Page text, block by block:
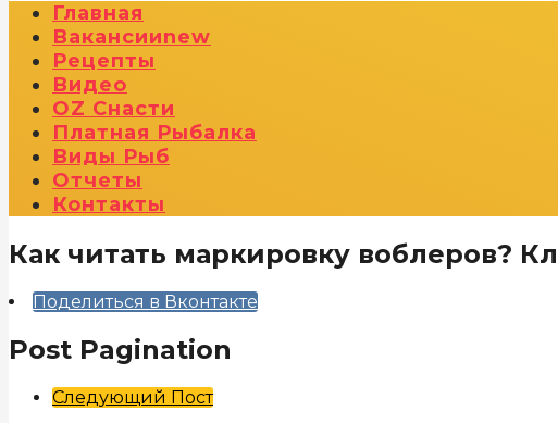
Главная
ВакансииNew
Рецепты
Видео
OZ Снасти
Платная Рыбалка
Виды Рыб
Отчеты
Контакты
Как читать маркировку воблеров?
Поделиться в Вконтакте
Post Pagination
Следующий Пост